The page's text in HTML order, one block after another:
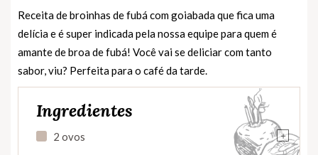
Receita de broinhas de fubá com goiabada que fica uma
delícia e é super indicada pela nossa equipe para quem é
amante de broa de fubá! Você vai se deliciar com tanto
sabor, viu? Perfeita para o café da tarde.
Ingredientes
+
2 ovos